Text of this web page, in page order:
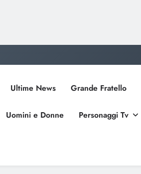
Ultime News Grande Fratello
Uomini e Donne Personaggi Tv